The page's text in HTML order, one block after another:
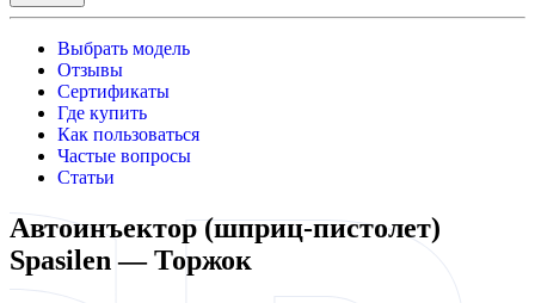
Выбрать модель
Отзывы
Сертификаты
Где купить
Как пользоваться
Частые вопросы
Статьи
Автоинъектор (шприц-пистолет)
Spasilen — Торжок